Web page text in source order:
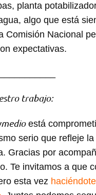
como favorito, primero
planta
algo que está
Comisión Nacional
expectativas.
trabajo:
está
serio que refleje
Gracias por
Te invitamos a que
esta vez